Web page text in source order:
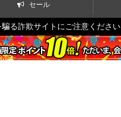
セール
騙る詐欺サイトにご注意ください